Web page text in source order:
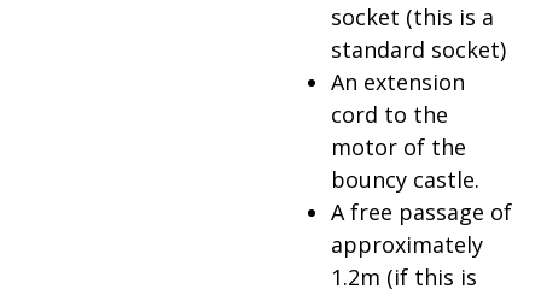
socket (this is a
standard socket)
An extension
cord to the
motor of the
bouncy castle.
A free passage of
approximately
1.2m (if this is